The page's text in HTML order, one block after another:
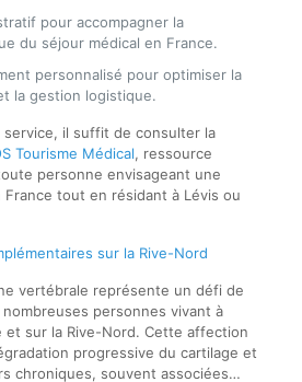
pour accompagner la
du séjour médical en France.
personnalisé pour optimiser la
la gestion logistique.
il suffit de consulter la
Tourisme Médical, ressource
personne envisageant une
tout en résidant à Lévis ou
sur la Rive-Nord
vertébrale représente un défi de
personnes vivant à
et sur la Rive-Nord. Cette affection
progressive du cartilage et
chroniques, souvent associées…